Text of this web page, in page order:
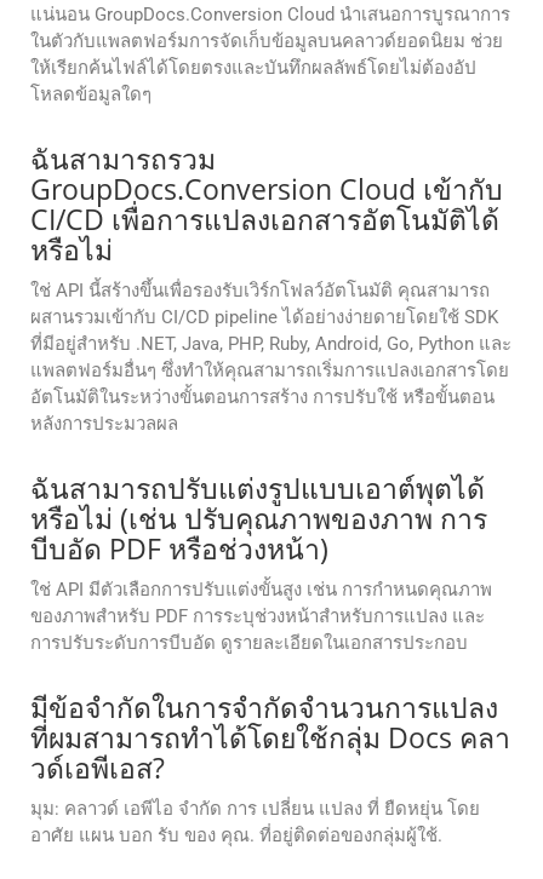
แน่นอน GroupDocs.Conversion Cloud นำเสนอการบูรณาการ
ในตัวกับแพลตฟอร์มการจัดเก็บข้อมูลบนคลาวด์ยอดนิยม ช่วย
ให้เรียกค้นไฟล์ได้โดยตรงและบันทึกผลลัพธ์โดยไม่ต้องอัป
โหลดข้อมูลใดๆ
ฉันสามารถรวม
GroupDocs.Conversion Cloud เข้ากับ
CI/CD เพื่อการแปลงเอกสารอัตโนมัติได้
หรือไม่
ใช่ API นี้สร้างขึ้นเพื่อรองรับเวิร์กโฟลว์อัตโนมัติ คุณสามารถ
ผสานรวมเข้ากับ CI/CD pipeline ได้อย่างง่ายดายโดยใช้ SDK
ที่มีอยู่สำหรับ .NET, Java, PHP, Ruby, Android, Go, Python และ
แพลตฟอร์มอื่นๆ ซึ่งทำให้คุณสามารถเริ่มการแปลงเอกสารโดย
อัตโนมัติในระหว่างขั้นตอนการสร้าง การปรับใช้ หรือขั้นตอน
หลังการประมวลผล
ฉันสามารถปรับแต่งรูปแบบเอาต์พุตได้
หรือไม่ (เช่น ปรับคุณภาพของภาพ การ
บีบอัด PDF หรือช่วงหน้า)
ใช่ API มีตัวเลือกการปรับแต่งขั้นสูง เช่น การกำหนดคุณภาพ
ของภาพสำหรับ PDF การระบุช่วงหน้าสำหรับการแปลง และ
การปรับระดับการบีบอัด ดูรายละเอียดในเอกสารประกอบ
มีข้อจํากัดในการจํากัดจํานวนการแปลง
ที่ผมสามารถทําได้โดยใช้กลุ่ม Docs คลา
วด์เอพีเอส?
มุม: คลาวด์ เอพีไอ จํากัด การ เปลี่ยน แปลง ที่ ยืดหยุ่น โดย
อาศัย แผน บอก รับ ของ คุณ. ที่อยู่ติดต่อของกลุ่มผู้ใช้.